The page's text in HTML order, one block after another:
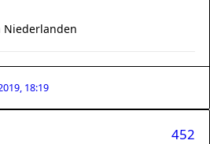
Niederlanden
18:19
452